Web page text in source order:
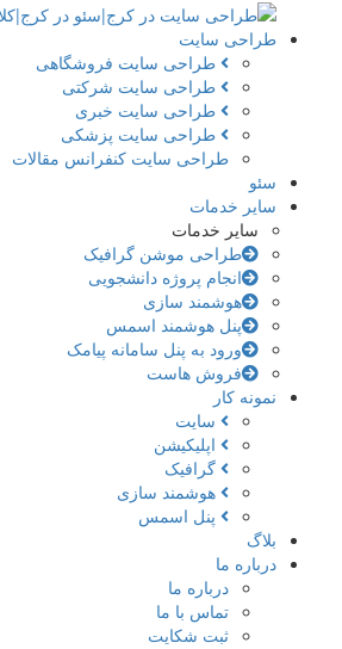
طراحی سایت
طراحی سایت فروشگاهی
طراحی سایت شرکتی
طراحی سایت خبری
طراحی سایت پزشکی
طراحی سایت کنفرانس مقالات
سئو
سایر خدمات
سایر خدمات
طراحی موشن گرافیک
انجام پروژه دانشجویی
هوشمند سازی
پنل هوشمند اسمس
ورود به پنل سامانه پیامک
فروش هاست
نمونه کار
سایت
اپلیکیشن
گرافیک
هوشمند سازی
پنل اسمس
بلاگ
درباره ما
درباره ما
تماس با ما
ثبت شکایت